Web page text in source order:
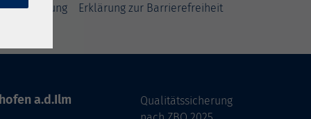
Erklärung zur Barrierefreiheit
a.d.Ilm
Qualitätssicherung